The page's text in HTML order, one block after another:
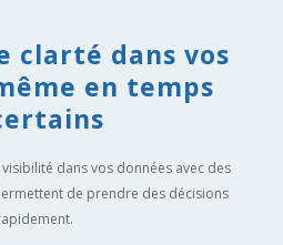
clarté dans vos
en temps
dans vos données avec des
de prendre des décisions